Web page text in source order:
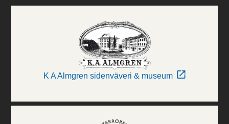
K A Almgren sidenväveri & museum